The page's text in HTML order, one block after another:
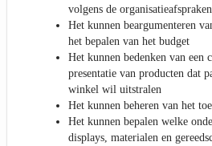
volgens de organisatieafspraken
Het kunnen beargumenteren
het bepalen van het budget
Het kunnen bedenken van een
presentatie van producten dat
winkel wil uitstralen
Het kunnen beheren van het
Het kunnen bepalen welke
displays, materialen en